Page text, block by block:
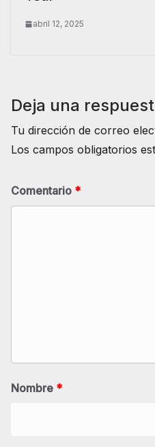
abril 12, 2025
Deja una
Tu dirección de correo
Los campos obligatorios
Comentario *
Nombre *